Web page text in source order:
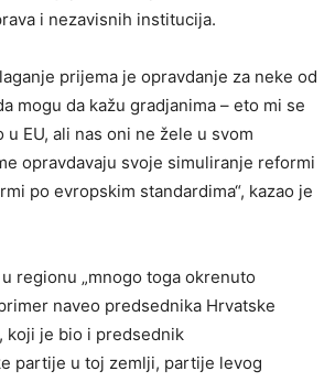
i nezavisnih institucija.
prijema je opravdanje za neke od
mogu da kažu gradjanima – eto mi se
EU, ali nas oni ne žele u svom
opravdavaju svoje simuliranje reformi
po evropskim standardima“, kazao je
regionu „mnogo toga okrenuto
naveo predsednika Hrvatske
koji je bio i predsednik
partije u toj zemlji, partije levog